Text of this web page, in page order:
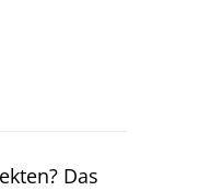
Das